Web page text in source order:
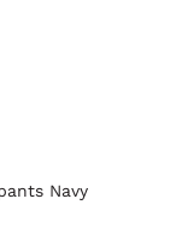
Navy